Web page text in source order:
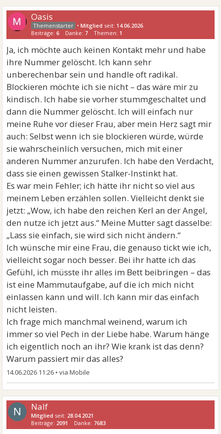
Oasis
•Mitglied seit: 14.06.2026
Beiträge:6 Danke: 7 Themen: 1
Ja, ich möchte auch keinen Kontakt mehr und habe
ihre Nummer gelöscht. Ich kann sehr
unberechenbar sein und handle oft radikal.
Blockieren möchte ich sie nicht – das wäre mir zu
kindisch. Ich habe sie vorher stummgeschaltet und
dann die Nummer gelöscht. Ich will einfach nur
meine Ruhe vor dieser Frau, aber mein Herz sagt mir
auch: Selbst wenn ich sie blockieren würde, würde
sie wahrscheinlich versuchen, mich mit einer
anderen Nummer anzurufen. Ich habe den Verdacht,
dass sie einen gewissen Stalker-Instinkt hat.
Es war mein Fehler; ich hätte ihr nicht so viel aus
meinem Leben erzählen sollen. Vielleicht denkt sie
jetzt: „Wow, ich habe den reichen Kerl an der Angel,
den nutze ich jetzt aus.“ Meine Mutter sagt dasselbe:
„Lass sie einfach, sie wird sich nicht ändern.“
Ich wünsche mir eine Frau, die genauso tickt wie ich,
vielleicht sogar noch besser. Bei ihr hatte ich das
Gefühl, ich müsste ihr alles im Bett beibringen – das
ist eine Mammutaufgabe, auf die ich mich nicht
einlassen kann und will. Ich kann mir das einfach
nicht leisten.
Ich frage mich manchmal weinend, warum ich
immer so viel Pech in der Liebe habe. Warum hänge
ich eigentlich noch an ihr? Wie krank ist das denn?
Warum passiert mir das alles?
14.06.2026 11:26 •
N Nalf
Mitglied seit: 28.04.2021
Beiträge: 2091 Danke: 7683